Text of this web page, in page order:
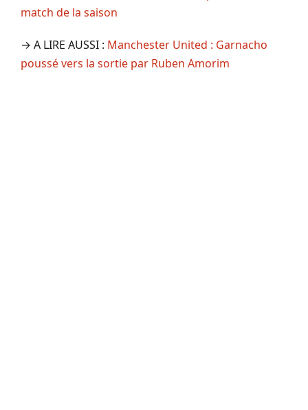
match de la saison
→ A LIRE AUSSI : Manchester United : Garnacho
poussé vers la sortie par Ruben Amorim